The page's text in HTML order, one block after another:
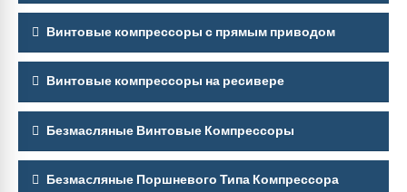
Винтовые компрессоры с прямым приводом
Винтовые компрессоры на ресивере
Безмасляные Винтовые Компрессоры
Безмаcляные Поршневого Типа Компрессора